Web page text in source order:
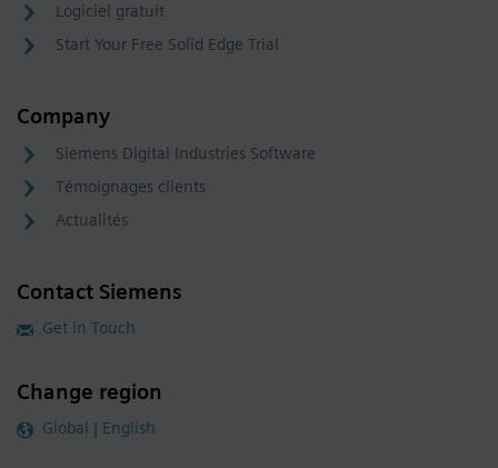
Logiciel gratuit
Start Your Free Solid Edge Trial
Company
Siemens Digital Industries Software
Témoignages clients
Actualités
Contact Siemens
Get in Touch
Change region
Global | English